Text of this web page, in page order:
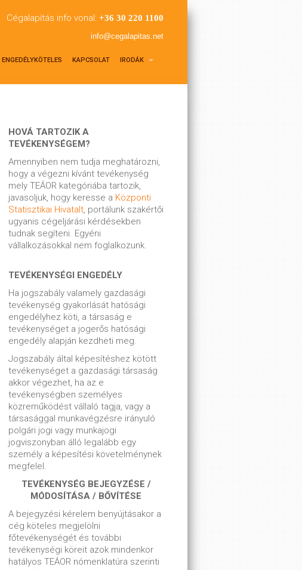
Cégalapítás info vonal: +36 30 220 1100
info@cegalapitas.net
ENGEDÉLYKÖTELES KAPCSOLAT IRODÁK
HOVÁ TARTOZIK A
TEVÉKENYSÉGEM?
Amennyiben nem tudja meghatározni,
hogy a végezni kívánt tevékenység
mely TEÁOR kategóriába tartozik,
javasoljuk, hogy keresse a Központi
Statisztikai Hivatalt, portálunk szakértői
ugyanis cégeljárási kérdésekben
tudnak segíteni. Egyéni
vállalkozásokkal nem foglalkozunk.
TEVÉKENYSÉGI ENGEDÉLY
Ha jogszabály valamely gazdasági
tevékenység gyakorlását hatósági
engedélyhez köti, a társaság e
tevékenységet a jogerős hatósági
engedély alapján kezdheti meg.
Jogszabály által képesítéshez kötött
tevékenységet a gazdasági társaság
akkor végezhet, ha az e
tevékenységben személyes
közreműködést vállaló tagja, vagy a
társasággal munkavégzésre irányuló
polgári jogi vagy munkajogi
jogviszonyban álló legalább egy
személy a képesítési követelménynek
megfelel.
TEVÉKENYSÉG BEJEGYZÉSE /
MÓDOSÍTÁSA / BŐVÍTÉSE
A bejegyzési kérelem benyújtásakor a
cég köteles megjelölni
főtevékenységét és további
tevékenységi köreit azok mindenkor
hatályos TEÁOR nómenklatúra szerinti